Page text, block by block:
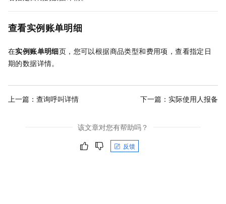
查看实例账单明细
在实例账单明细页，您可以根据商品类型和费用项，查看指定日
期的数据详情。
上一篇： 查询呼叫详情 下一篇： 实际使用人报备
该文章对您有帮助吗？
反馈